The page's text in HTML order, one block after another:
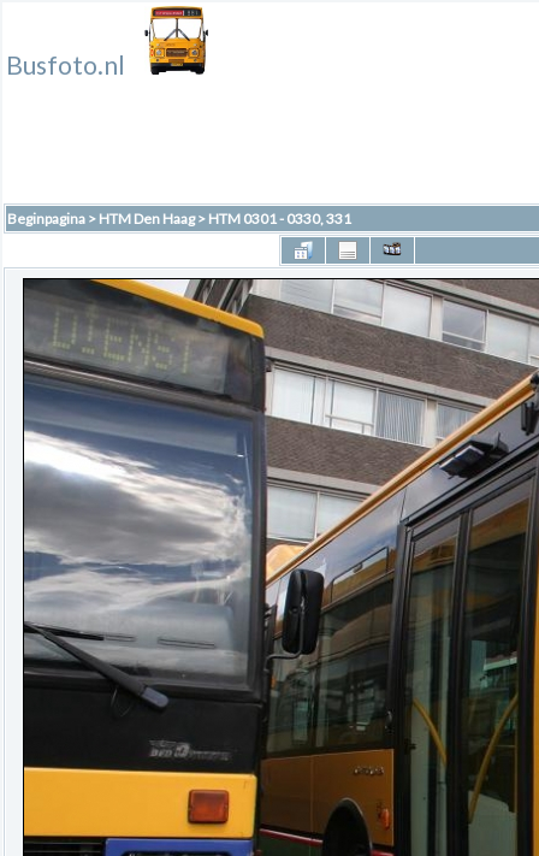
Busfoto.nl
Beginpagina > HTM Den Haag> HTM 0301 - 0330, 331